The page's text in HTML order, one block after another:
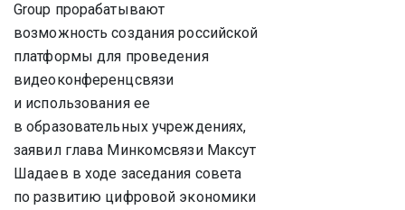
Group прорабатывают
возможность создания российской
платформы для проведения
видеоконференцсвязи
и использования ее
в образовательных учреждениях,
заявил глава Минкомсвязи Максут
Шадаев в ходе заседания совета
по развитию цифровой экономики